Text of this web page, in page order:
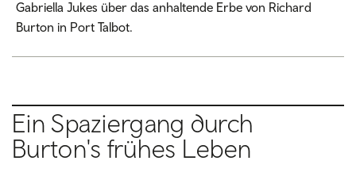
Gabriella Jukes über das anhaltende Erbe von Richard
Burton in Port Talbot.
Ein Spaziergang durch
Burton's frühes Leben